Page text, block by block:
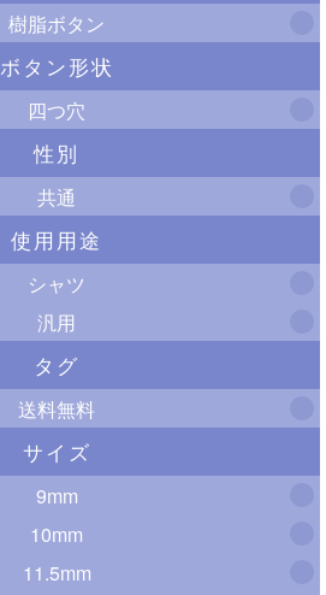
樹脂ボタン
ボタン形状
四つ穴
性別
共通
使用用途
シャツ
汎用
タグ
送料無料
サイズ
9mm
10mm
11.5mm